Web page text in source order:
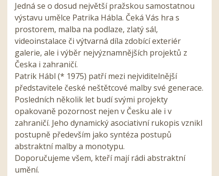
Jedná se o dosud největší pražskou samostatnou
výstavu umělce Patrika Hábla. Čeká Vás hra s
prostorem, malba na podlaze, zlatý sál,
videoinstalace či výtvarná díla zdobící exteriér
galerie, ale i výběr nejvýznamnějších projektů z
Česka i zahraničí.
Patrik Hábl (* 1975) patří mezi nejviditelnější
představitele české neštětcové malby své generace.
Posledních několik let budí svými projekty
opakovaně pozornost nejen v Česku ale i v
zahraničí. Jeho dynamický asociativní rukopis vznikl
postupně především jako syntéza postupů
abstraktní malby a monotypu.
Doporučujeme všem, kteří mají rádi abstraktní
umění.